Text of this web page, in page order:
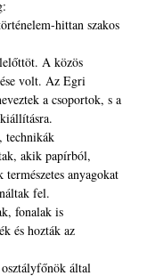
hittan szakos
A közös
volt. Az Egri
a csoportok, s a
technikák
akik papírból,
anyagokat
fel.
fonalak is
és hozták az
által